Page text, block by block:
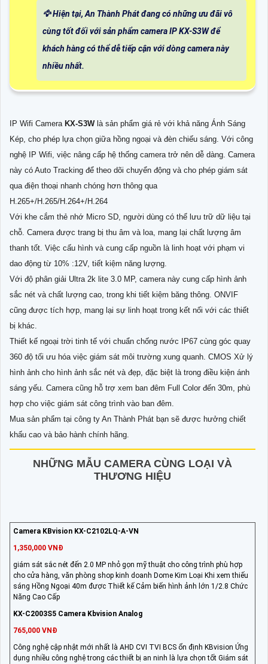
🦅 Hiện tại, An Thành Phát đang có những ưu đãi vô
cùng tốt đối với sản phẩm camera IP KX-S3W để
khách hàng có thể dễ tiếp cận với dòng camera này
nhiều nhất.
IP Wifi Camera KX-S3W là sản phẩm giá rẻ với khả năng Ánh Sáng
Kép, cho phép lựa chọn giữa hồng ngoại và đèn chiếu sáng. Với công
nghệ IP Wifi, việc nâng cấp hệ thống camera trở nên dễ dàng. Camera
này có Auto Tracking để theo dõi chuyển động và cho phép giám sát
qua điện thoại nhanh chóng hơn thông qua
H.265+/H.265/H.264+/H.264
Với khe cắm thẻ nhớ Micro SD, người dùng có thể lưu trữ dữ liệu tại
chỗ. Camera được trang bị thu âm và loa, mang lại chất lượng âm
thanh tốt. Việc cấu hình và cung cấp nguồn là linh hoạt với phạm vi
dao động từ 10% :12V, tiết kiệm năng lượng.
Với độ phân giải Ultra 2k lite 3.0 MP, camera này cung cấp hình ảnh
sắc nét và chất lượng cao, trong khi tiết kiệm băng thông. ONVIF
cũng được tích hợp, mang lại sự linh hoạt trong kết nối với các thiết
bị khác.
Thiết kế ngoại trời tinh tế với chuẩn chống nước IP67 cùng góc quay
360 độ tối ưu hóa việc giám sát môi trường xung quanh. CMOS Xử lý
hình ảnh cho hình ảnh sắc nét và đẹp, đặc biệt là trong điều kiện ánh
sáng yếu. Camera cũng hỗ trợ xem ban đêm Full Color đến 30m, phù
hợp cho việc giám sát công trình vào ban đêm.
Mua sản phẩm tại công ty An Thành Phát bạn sẽ được hưởng chiết
khấu cao và bảo hành chính hãng.
NHỮNG MẪU CAMERA CÙNG LOẠI VÀ
THƯƠNG HIỆU
Camera KBvision KX-C2102LQ-A-VN
1,350,000 VNĐ
giám sát sắc nét đến 2.0 MP nhỏ gọn mỹ thuật cho công trình phù hợp
cho cửa hàng, văn phòng shop kinh doanh Dome Kim Loại Khi xem thiếu
sáng Hồng Ngoại 40m được Thiết kế Cảm biến hình ảnh lớn 1/2.8 Chức
Năng Cao Cấp
KX-C2003S5 Camera Kbvision Analog
765,000 VNĐ
Công nghệ cập nhật mới nhất là AHD CVI TVI BCS ổn định KBvision Ứng
dụng nhiều công nghệ trong các thiết bị an ninh là lựa chọn tốt Giám sát